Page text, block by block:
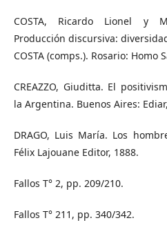
COSTA, Ricardo Lionel y
Producción discursiva:
COSTA (comps.). Rosario: Homo
CREAZZO, Giuditta. El
la Argentina. Buenos Aires:
DRAGO, Luis María. Los
Félix Lajouane Editor, 1888.
Fallos T° 2, pp. 209/210.
Fallos T° 211, pp. 340/342.